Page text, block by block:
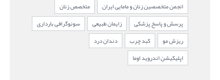
انجمن متخصصین زنان و مامایی ایران
متخصص زنان
پرسش و پاسخ پزشکی
زایمان طبیعی
سونوگرافی بارداری
ریزش مو
کبد چرب
دندان درد
اپلیکیشن اندروید اوما